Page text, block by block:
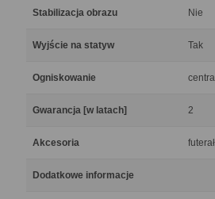
Stabilizacja obrazu Nie
Wyjście na statyw Tak
Ogniskowanie
Gwarancja [w latach] 2
Akcesoria
Dodatkowe informacje